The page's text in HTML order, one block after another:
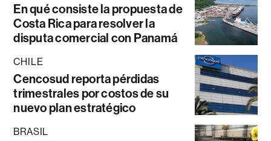
En qué consiste la propuesta de
Costa Rica para resolver la
disputa comercial con Panamá
CHILE
Cencosud reporta pérdidas
trimestrales por costos de su
nuevo plan estratégico
BRASIL